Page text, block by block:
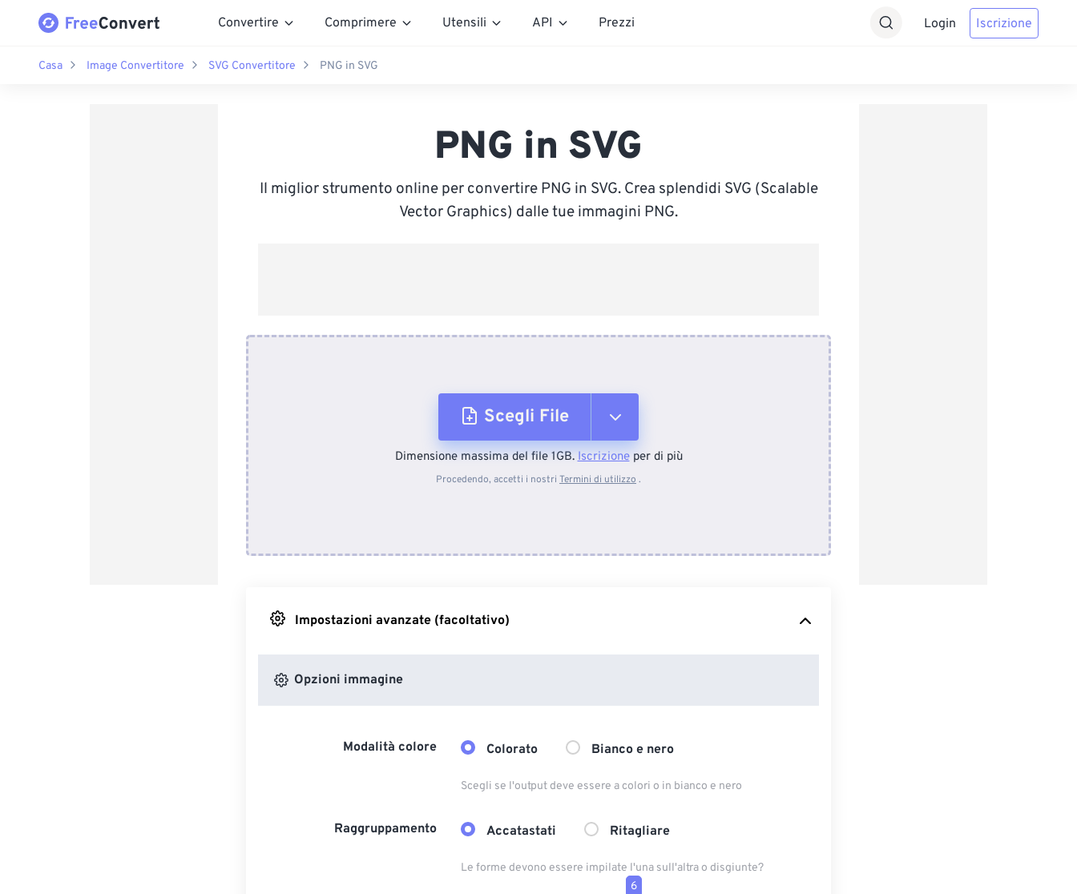
Convertire Comprimere Utensili API Prezzi Login Iscrizione
Casa Image Convertitore SVG Convertitore PNG in SVG
PNG in SVG
Il miglior strumento online per convertire PNG in SVG. Crea splendidi SVG (Scalable
Vector Graphics) dalle tue immagini PNG.
Scegli File
Dal dispositivo
Dimensione massima del file 1GB.Iscrizioneper di più
Procedendo, accetti i nostri Termini di utilizzo .
Impostazioni avanzate (facoltativo)
Opzioni immagine
Modalità colore Colorato Bianco e nero
Scegli se l'output deve essere a colori o in bianco e nero
Raggruppamento Accatastati Ritagliare
Le forme devono essere impilate l'una sull'altra o disgiunte?
6